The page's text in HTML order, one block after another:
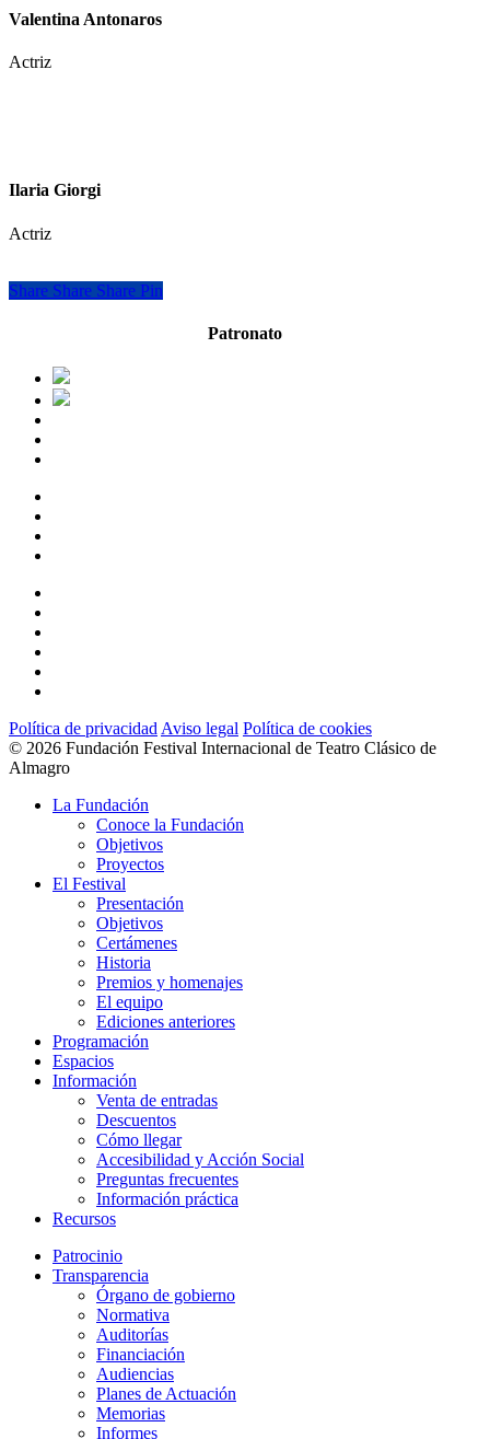
Valentina Antonaros
Actriz
Ilaria Giorgi
Actriz
Share
Share Share Share Pin
Patronato
Política de privacidad Aviso legal Política de cookies
© 2026 Fundación Festival Internacional de Teatro Clásico de
Almagro
Close
La Fundación
Conoce la Fundación
Objetivos
Proyectos
El Festival
Presentación
Objetivos
Certámenes
Historia
Premios y homenajes
El equipo
Ediciones anteriores
Programación
Espacios
Información
Venta de entradas
Descuentos
Cómo llegar
Accesibilidad y Acción Social
Preguntas frecuentes
Información práctica
Recursos
Patrocinio
Transparencia
Órgano de gobierno
Normativa
Auditorías
Financiación
Audiencias
Planes de Actuación
Memorias
Informes